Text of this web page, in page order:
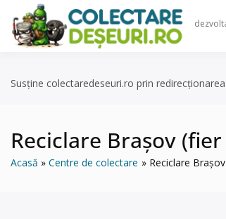
content
Susține colectaredeseuri.ro prin
Reciclare Brașov
Acasă Centre de colectare Reciclare